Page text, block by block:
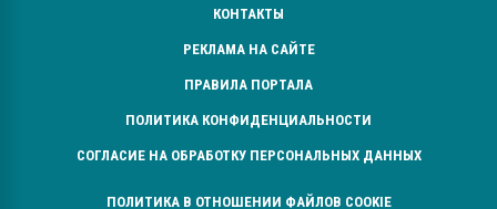
КОНТАКТЫ
РЕКЛАМА НА САЙТЕ
ПРАВИЛА ПОРТАЛА
ПОЛИТИКА КОНФИДЕНЦИАЛЬНОСТИ
СОГЛАСИЕ НА ОБРАБОТКУ ПЕРСОНАЛЬНЫХ ДАННЫХ
ПОЛИТИКА В ОТНОШЕНИИ ФАЙЛОВ COOKIE